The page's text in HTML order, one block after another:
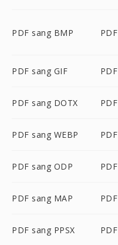
PDF sang BMP
PDF sang GIF
PDF sang DOTX
PDF sang WEBP
PDF sang ODP
PDF sang MAP
PDF sang PPSX